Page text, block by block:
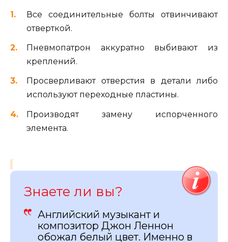
Все соединительные болты отвинчивают
отверткой.
Пневмопатрон аккуратно выбивают из
креплений.
Просверливают отверстия в детали либо
используют переходные пластины.
Производят замену испорченного
элемента.
Знаете ли вы?
Английский музыкант и
композитор Джон Леннон
обожал белый цвет. Именно в